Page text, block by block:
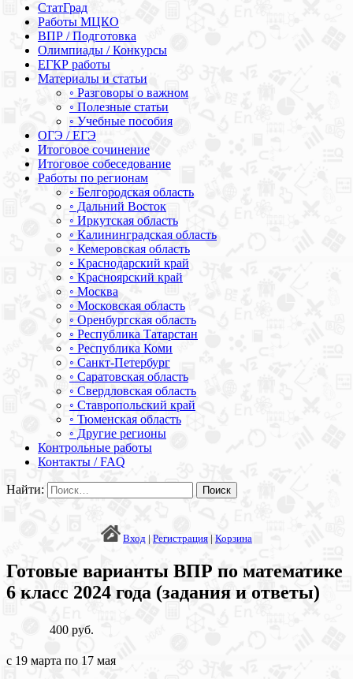
СтатГрад
Работы МЦКО
ВПР / Подготовка
Олимпиады / Конкурсы
ЕГКР работы
Материалы и статьи
◦ Разговоры о важном
◦ Полезные статьи
◦ Учебные пособия
ОГЭ / ЕГЭ
Итоговое сочинение
Итоговое собеседование
Работы по регионам
◦ Белгородская область
◦ Дальний Восток
◦ Иркутская область
◦ Калининградская область
◦ Кемеровская область
◦ Краснодарский край
◦ Красноярский край
◦ Москва
◦ Московская область
◦ Оренбургская область
◦ Республика Татарстан
◦ Республика Коми
◦ Санкт-Петербург
◦ Саратовская область
◦ Свердловская область
◦ Ставропольский край
◦ Тюменская область
◦ Другие регионы
Контрольные работы
Контакты / FAQ
Найти:
Вход | Регистрация | Корзина
Готовые варианты ВПР по математике
6 класс 2024 года (задания и ответы)
400 руб.
с 19 марта по 17 мая